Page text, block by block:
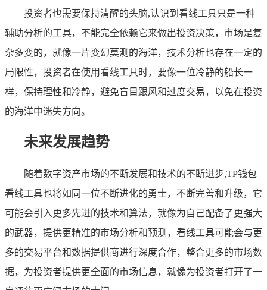
投资者也需要保持清醒的头脑,认识到看线工具只是一种
辅助分析的工具，不能完全依赖它来做出投资决策，市场是复
杂多变的，就像一片变幻莫测的海洋，技术分析也存在一定的
局限性，投资者在使用看线工具时，要像一位冷静的船长一
样，保持理性和冷静，避免盲目跟风和过度交易，以免在投资
的海洋中迷失方向。
未来发展趋势
随着数字资产市场的不断发展和技术的不断进步,TP钱包
看线工具也将如同一位不断进化的勇士，不断完善和升级，它
可能会引入更多先进的技术和算法，就像为自己配备了更强大
的武器，提供更精准的市场分析和预测，看线工具可能会与更
多的交易平台和数据提供商进行深度合作，整合更多的市场数
据，为投资者提供更全面的市场信息，就像为投资者打开了一